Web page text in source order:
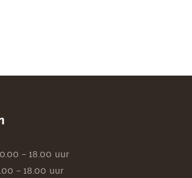
– 18.00 uur
– 18.00 uur